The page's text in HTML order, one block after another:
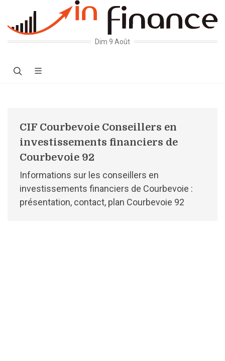
Dim 9 Août
CIF Courbevoie Conseillers en
investissements financiers de
Courbevoie 92
Informations sur les conseillers en
investissements financiers de Courbevoie :
présentation, contact, plan Courbevoie 92